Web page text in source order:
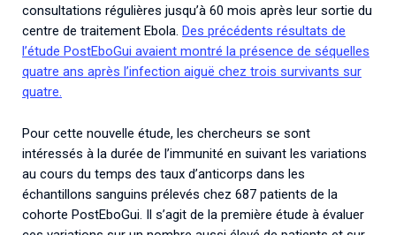
consultations régulières jusqu’à 60 mois après leur sortie du
centre de traitement Ebola. Des précédents résultats de
l’étude PostEboGui avaient montré la présence de séquelles
quatre ans après l’infection aiguë chez trois survivants sur
quatre.
Pour cette nouvelle étude, les chercheurs se sont
intéressés à la durée de l’immunité en suivant les variations
au cours du temps des taux d’anticorps dans les
échantillons sanguins prélevés chez 687 patients de la
cohorte PostEboGui. Il s’agit de la première étude à évaluer